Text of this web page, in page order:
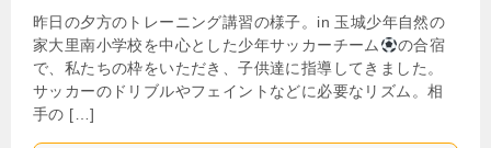
昨日の夕方のトレーニング講習の様子。in 玉城少年自然の
家大里南小学校を中心とした少年サッカーチーム
の合宿
で、私たちの枠をいただき、子供達に指導してきました。
サッカーのドリブルやフェイントなどに必要なリズム。相
手の […]